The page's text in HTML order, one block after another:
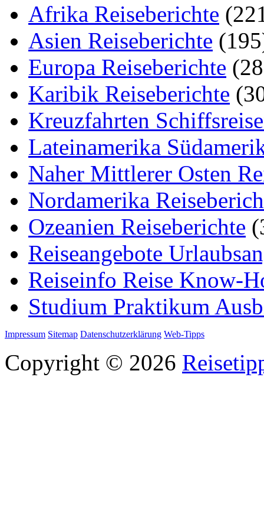
Afrika Reiseberichte
Asien Reiseberichte
Europa Reiseberichte
Karibik Reiseberichte
Kreuzfahrten
Lateinamerika
Naher Mittlerer Osten
Nordamerika
Ozeanien Reiseberichte
Reiseangebote
Reiseinfo Reise Know-
Studium Praktikum
Impressum Sitemap Datenschutzerklärung Web-Tipps
Copyright © 2026